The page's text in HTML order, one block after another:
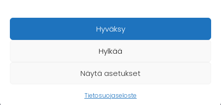
Hyväksy
Hylkää
Näytä asetukset
Tietosuojaseloste
Takana